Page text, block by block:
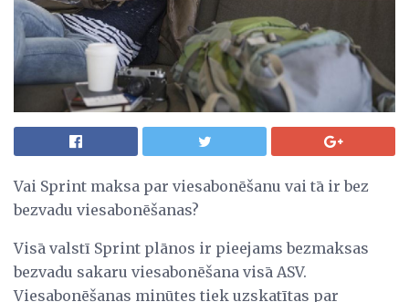
Vai Sprint maksa par viesabonēšanu vai tā ir bez
bezvadu viesabonēšanas?
Visā valstī Sprint plānos ir pieejams bezmaksas
bezvadu sakaru viesabonēšana visā ASV.
Viesabonēšanas minūtes tiek uzskatītas par